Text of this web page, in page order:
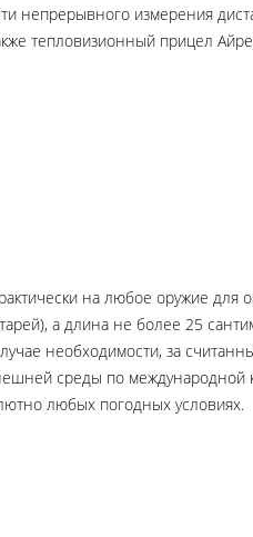
непрерывного измерения
тепловизионный прицел
на любое оружие для
а длина не более 25
необходимости, за
среды по международной
любых погодных условиях.